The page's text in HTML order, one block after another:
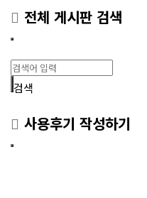
전체 게시판 검색
검색
사용후기 작성하기